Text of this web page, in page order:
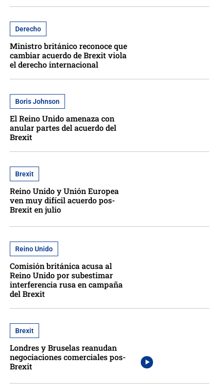
Derecho
Ministro británico reconoce que
cambiar acuerdo de Brexit viola
el derecho internacional
Boris Johnson
El Reino Unido amenaza con
anular partes del acuerdo del
Brexit
Brexit
Reino Unido y Unión Europea
ven muy difícil acuerdo pos-
Brexit en julio
Reino Unido
Comisión británica acusa al
Reino Unido por subestimar
interferencia rusa en campaña
del Brexit
Brexit
Londres y Bruselas reanudan
negociaciones comerciales pos-
Brexit